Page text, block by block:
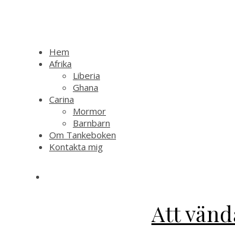
Hem
Afrika
Liberia
Ghana
Carina
Mormor
Barnbarn
Om Tankeboken
Kontakta mig
Att